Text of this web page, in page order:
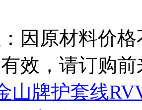
因原材料价
效，请订购
山牌护套线